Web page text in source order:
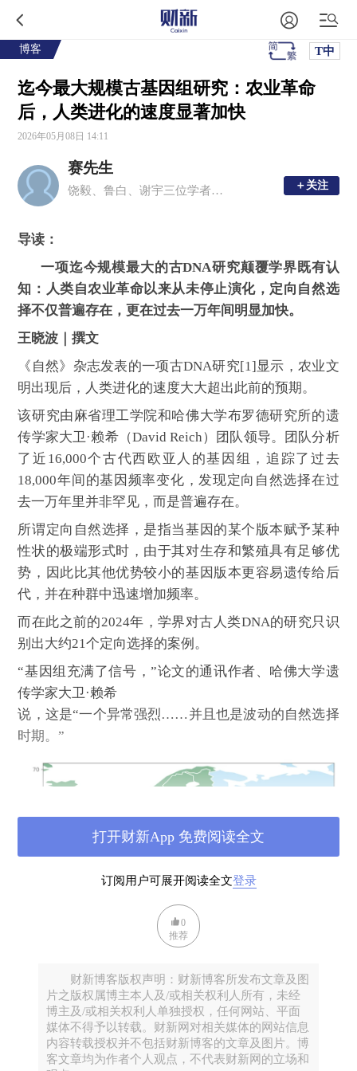
博客 T中
迄今最大规模古基因组研究：农业革命
后，人类进化的速度显著加快
2026年05月08日 14:11
赛先生
饶毅、鲁白、谢宇三位学者主编，与科学同行 ＋关注
＋关注
导读：
一项迄今规模最大的古DNA研究颠覆学界既有认
知：人类自农业革命以来从未停止演化，定向自然选
择不仅普遍存在，更在过去一万年间明显加快。
王晓波｜撰文
《自然》杂志发表的一项古DNA研究[1]显示，农业文
明出现后，人类进化的速度大大超出此前的预期。
该研究由麻省理工学院和哈佛大学布罗德研究所的遗
传学家大卫·赖希（David Reich）团队领导。团队分析
了近16,000个古代西欧亚人的基因组，追踪了过去
18,000年间的基因频率变化，发现定向自然选择在过
去一万年里并非罕见，而是普遍存在。
所谓定向自然选择，是指当基因的某个版本赋予某种
性状的极端形式时，由于其对生存和繁殖具有足够优
势，因此比其他优势较小的基因版本更容易遗传给后
代，并在种群中迅速增加频率。
而在此之前的2024年，学界对古人类DNA的研究只识
别出大约21个定向选择的案例。
“基因组充满了信号，”论文的通讯作者、哈佛大学遗
传学家大卫·赖希
说，这是“一个异常强烈……并且也是波动的自然选择
时期。”
15836个古代人类基因组分布范围 图源：参考文献[1]
文明加速，基因也在加速演化
先前的人类演化研究认为，我们的基因组在过去数万
年里相对稳定，这一结论主要基于对现代人DNA的分
析：西欧人、非洲人和东亚人，虽然存在差异，但也
订阅用户可展开阅读全文登录
打开财新App 免费阅读全文
0
推荐
财新博客版权声明：财新博客所发布文章及图
片之版权属博主本人及/或相关权利人所有，未经
博主及/或相关权利人单独授权，任何网站、平面
媒体不得予以转载。财新网对相关媒体的网站信息
内容转载授权并不包括财新博客的文章及图片。博
客文章均为作者个人观点，不代表财新网的立场和